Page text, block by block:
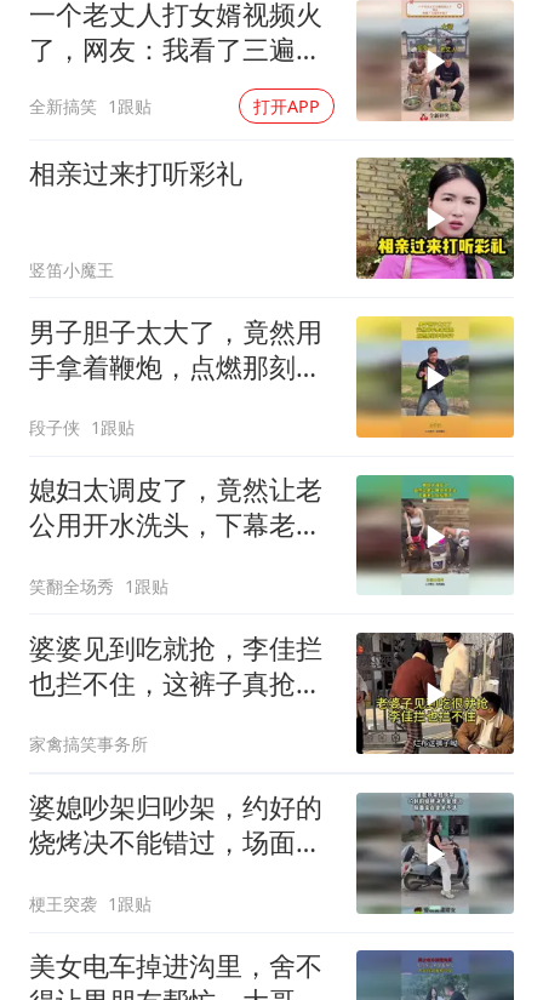
一个老丈人打女婿视频火
了，网友：我看了三遍笑
全新搞笑 1跟贴 打开APP
相亲过来打听彩礼
竖笛小魔王
男子胆子太大了，竟然用
手拿着鞭炮，点燃那刻吓
段子侠 1跟贴
媳妇太调皮了，竟然让老
公用开水洗头，下幕老公
笑翻全场秀 1跟贴
婆婆见到吃就抢，李佳拦
也拦不住，这裤子真抢
家禽搞笑事务所
婆媳吵架归吵架，约好的
烧烤决不能错过，场面实
梗王突袭 1跟贴
美女电车掉进沟里，舍不